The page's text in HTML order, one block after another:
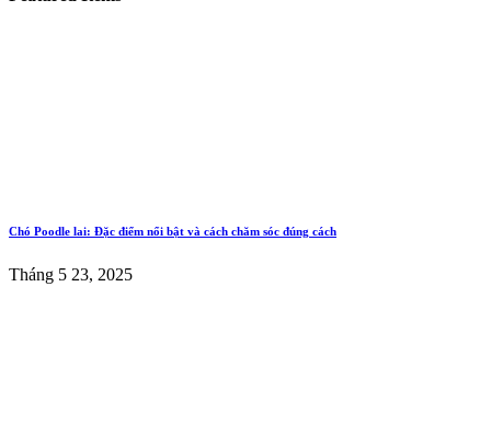
Chó Poodle lai: Đặc điểm nổi bật và cách chăm sóc đúng cách
Tháng 5 23, 2025